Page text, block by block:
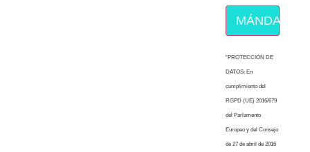
MÁNDAME
“PROTECCION DE
DATOS: En
cumplimiento del
RGPD (UE) 2016/679
del Parlamento
Europeo y del Consejo
de 27 de abril de 2016